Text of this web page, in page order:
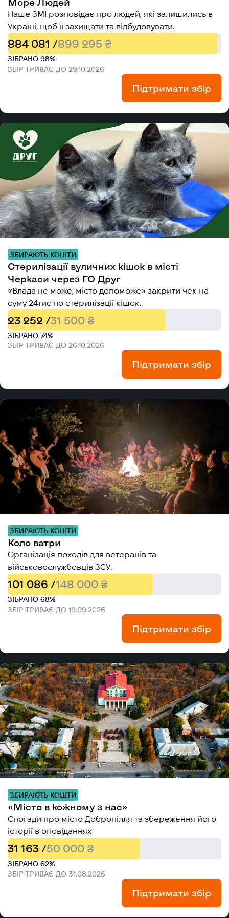
Наше ЗМІ розповідає про людей, які залишились в
Україні, щоб її захищати та відбудовувати.
884 081 /899 295 ₴
ЗІБРАНО 98%
ЗБІР ТРИВАЄ ДО 29.10.2026
Підтримати збір
ЗБИРАЮТЬ КОШТИ
Стерилізації вуличних кішок в місті
Черкаси через ГО Друг
«Влада не може, місто допоможе» закрити чек на
суму 24тис по стерилізації кішок.
23 252 /31 500 ₴
ЗІБРАНО 74%
ЗБІР ТРИВАЄ ДО 26.10.2026
Підтримати збір
ЗБИРАЮТЬ КОШТИ
Коло ватри
Організація походів для ветеранів та
військовослужбовців ЗСУ.
101 086 /148 000 ₴
ЗІБРАНО 68%
ЗБІР ТРИВАЄ ДО 19.09.2026
Підтримати збір
ЗБИРАЮТЬ КОШТИ
«Місто в кожному з нас»
Спогади про місто Добропілля та збереження його
історії в оповіданнях
31 163 /50 000 ₴
ЗІБРАНО 62%
ЗБІР ТРИВАЄ ДО 31.08.2026
Підтримати збір